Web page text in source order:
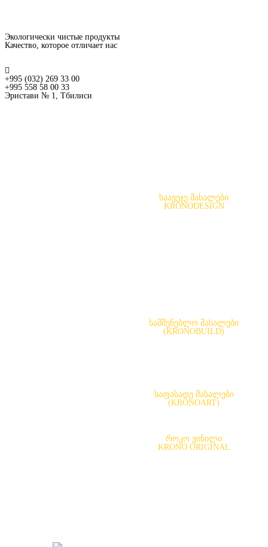
Экологически чистые продукты
Качество, которое отличает нас
+995 (032) 269 33 00
+995 558 58 00 33
Эристави № 1, Тбилиси
საავეჯე მასალები
KRONODESIGN
სამშენებლო მასალები
(KRONOBUILD)
საფასადე მასალები
(KRONOART)
როკო ვინილი
KRONO ORIGINAL